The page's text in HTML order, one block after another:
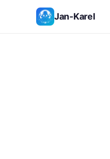
Jan-Karel